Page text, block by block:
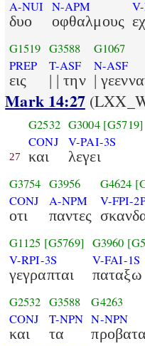
A-NUI
δυο
N-APM
οφθαλμους
G1519
PREP
εις
G3588
T-ASF
| | την
G1067
N-ASF
|
Mark 14:27
27
G2532
CONJ
και
G3004 [G5719]
V-PAI-3S
λεγει
G3754
CONJ
οτι
G3956
A-NPM
παντες
G4624
V-FPI-
G1125 [G5769]
V-RPI-3S
γεγραπται
G3960
V-FAI-1S
παταξω
G2532
CONJ
και
G3588
T-NPN
τα
G4263
N-NPN
προβατα